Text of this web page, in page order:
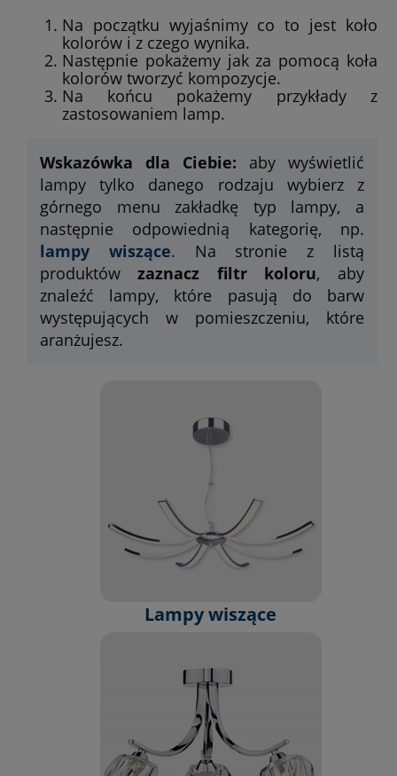
Na początku wyjaśnimy co to jest koło
kolorów i z czego wynika.
Następnie pokażemy jak za pomocą koła
kolorów tworzyć kompozycje.
Na końcu pokażemy przykłady z
zastosowaniem lamp.
Wskazówka dla Ciebie: aby wyświetlić
lampy tylko danego rodzaju wybierz z
górnego menu zakładkę typ lampy, a
następnie odpowiednią kategorię, np.
lampy wiszące. Na stronie z listą
produktówzaznacz filtr koloru, aby
znaleźć lampy, które pasują do barw
występujących w pomieszczeniu, które
aranżujesz.
Lampy wiszące